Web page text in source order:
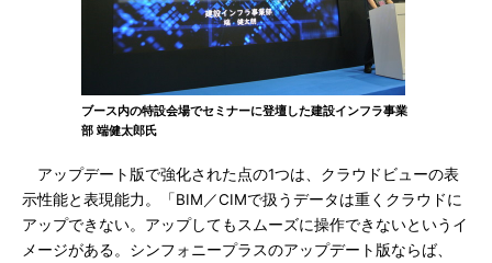
ブース内の特設会場でセミナーに登壇した建設インフラ事業
部 端健太郎氏
アップデート版で強化された点の1つは、クラウドビューの表
示性能と表現能力。「BIM／CIMで扱うデータは重くクラウドに
アップできない。アップしてもスムーズに操作できないというイ
メージがある。シンフォニープラスのアップデート版ならば、